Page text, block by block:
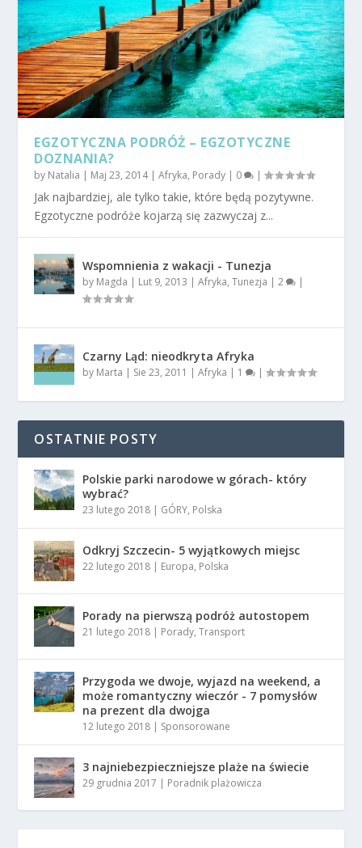
EGZOTYCZNA PODRÓŻ – EGZOTYCZNE
DOZNANIA?
by Natalia Maj 23, 2014|Afryka, Porady 0 |
Jak najbardziej, ale tylko takie, które będą pozytywne.
Egzotyczne podróże kojarzą się zazwyczaj z...
Wspomnienia z wakacji - Tunezja
by Magda Lut 9, 2013 |Afryka,Tunezja |2
Czarny Ląd: nieodkryta Afryka
by Marta Sie 23, 2011 |Afryka 1 |
OSTATNIE POSTY
Polskie parki narodowe w górach- który
wybrać?
23 lutego 2018 GÓRY, Polska
Odkryj Szczecin- 5 wyjątkowych miejsc
22 lutego 2018 Europa, Polska
Porady na pierwszą podróż autostopem
21 lutego 2018 Porady,Transport
Przygoda we dwoje, wyjazd na weekend, a
może romantyczny wieczór - 7 pomysłów
na prezent dla dwojga
12 lutego 2018 Sponsorowane
3 najniebezpieczniejsze plaże na świecie
29 grudnia 2017 Poradnik plażowicza